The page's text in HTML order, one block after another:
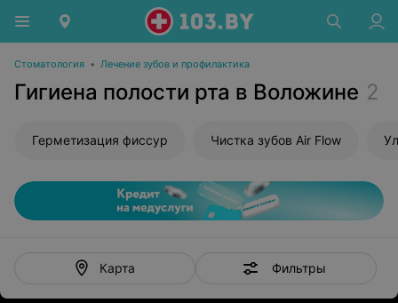
Стоматология • Лечение зубов и профилактика
Гигиена полости рта в Воложине 2
Герметизация фиссур Чистка зубов Air Flow
Карта Фильтры